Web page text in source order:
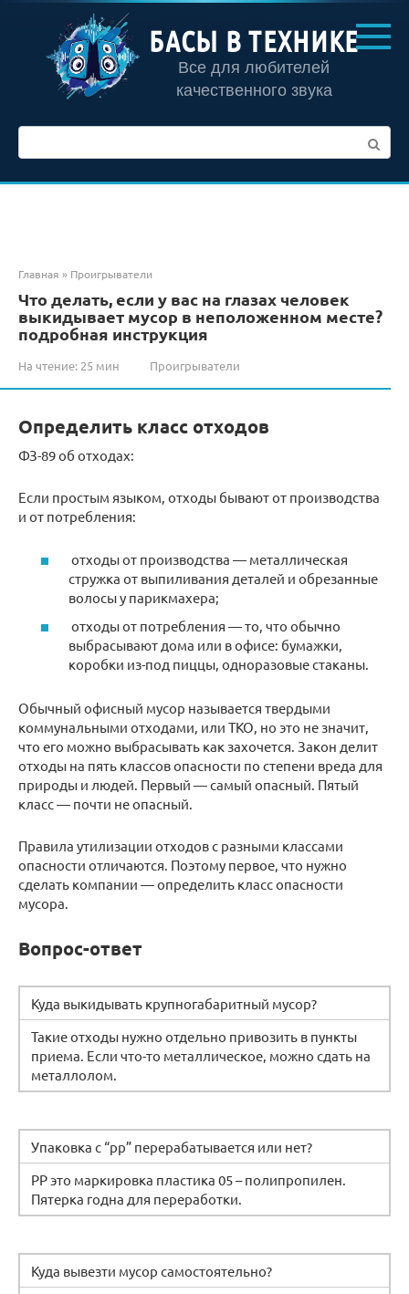
контенту
БАСЫ В ТЕХНИКЕ
Все для любителей
качественного звука
Главная » Проигрыватели
Что делать, если у вас на глазах человек
выкидывает мусор в неположенном месте?
подробная инструкция
На чтение: 25 мин Проигрыватели
Определить класс отходов
ФЗ-89 об отходах:
Если простым языком, отходы бывают от производства
и от потребления:
отходы от производства — металлическая
стружка от выпиливания деталей и обрезанные
волосы у парикмахера;
отходы от потребления — то, что обычно
выбрасывают дома или в офисе: бумажки,
коробки из-под пиццы, одноразовые стаканы.
Обычный офисный мусор называется твердыми
коммунальными отходами, или ТКО, но это не значит,
что его можно выбрасывать как захочется. Закон делит
отходы на пять классов опасности по степени вреда для
природы и людей. Первый — самый опасный. Пятый
класс — почти не опасный.
Правила утилизации отходов с разными классами
опасности отличаются. Поэтому первое, что нужно
сделать компании — определить класс опасности
мусора.
Вопрос-ответ
Куда выкидывать крупногабаритный мусор?
Такие отходы нужно отдельно привозить в пункты
приема. Если что-то металлическое, можно сдать на
металлолом.
Упаковка с “pp” перерабатывается или нет?
PP это маркировка пластика 05 – полипропилен.
Пятерка годна для переработки.
Куда вывезти мусор самостоятельно?